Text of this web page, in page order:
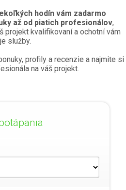
hodín vám zadarmo
až od piatich profesionálov,
projekt kvalifikovaní a ochotní vám
služby.
profily a recenzie a najmite si
na váš projekt.